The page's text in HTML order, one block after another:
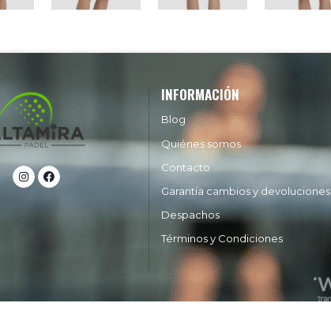
INFORMACIÓN
Blog
Quiénes somos
Contacto
Garantía cambios y devoluciones
Despachos
Términos y Condiciones